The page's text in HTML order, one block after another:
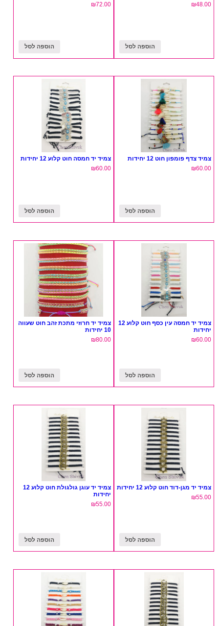
₪48.00
הוספה לסל
₪72.00
הוספה לסל
צמיד צדף פומפון חוט 12 יחידות
₪60.00
הוספה לסל
צמיד יד חמסה חוט קלוע 12 יחידות
₪60.00
הוספה לסל
צמיד יד חמסה עין כסף חוט קלוע 12
יחידות
₪60.00
הוספה לסל
צמיד יד חרוזי מתכת זהב חוט שעווה
10 יחידות
₪80.00
הוספה לסל
צמיד יד מגן-דוד חוט קלוע 12 יחידות
₪55.00
הוספה לסל
צמיד יד עוגן גולגולת חוט קלוע 12
יחידות
₪55.00
הוספה לסל